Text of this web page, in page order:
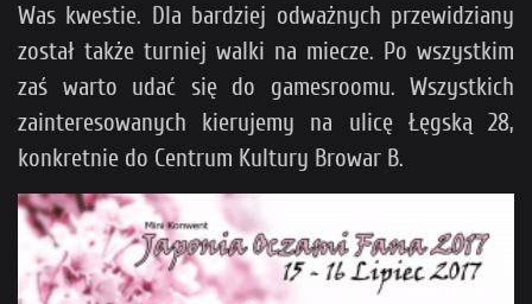
Was kwestie. Dla bardziej odważnych przewidziany
został także turniej walki na miecze. Po wszystkim
zaś warto udać się do gamesroomu. Wszystkich
zainteresowanych kierujemy na ulicę Łęgską 28,
konkretnie do Centrum Kultury Browar B.